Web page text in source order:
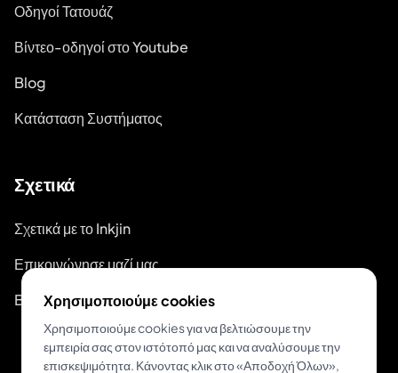
Οδηγοί Τατουάζ
Βίντεο-οδηγοί στο Youtube
Blog
Κατάσταση Συστήματος
Σχετικά
Σχετικά με το Inkjin
Επικοινώνησε μαζί μας
Branding Kit
Χρησιμοποιούμε cookies
Χρησιμοποιούμε cookies για να βελτιώσουμε την
εμπειρία σας στον ιστότοπό μας και να αναλύσουμε την
επισκεψιμότητα. Κάνοντας κλικ στο «Αποδοχή Όλων»,